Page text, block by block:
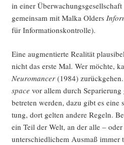
in einer Über­wa­chungs­ge­sell­schaft
gemein­sam mit Mal­ka Olders
für Informationskontrolle).
Eine aug­men­tier­te Rea­li­tät
nicht das ers­te Mal. Wer möch­te,
Neu­ro­man­cer(1984)
space vor allem durch
betre­ten wer­den, dazu gibt es
tung, dort gel­ten ande­re Regeln.
ein Teil der Welt, an der alle –
unter­schied­li­chem Aus­maß immer